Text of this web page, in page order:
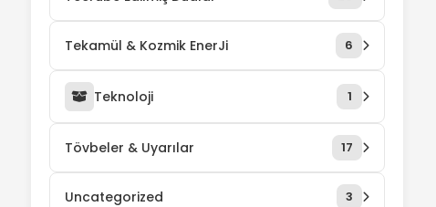
Tekamül & Kozmik EnerJi 6
Teknoloji 1
Tövbeler & Uyarılar 17
Uncategorized 3